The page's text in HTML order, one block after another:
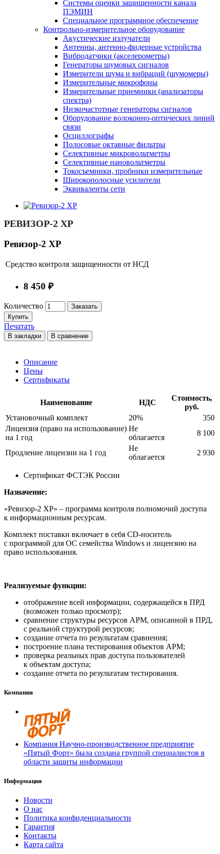
Системы оценки защищенности канала
ПЭМИН
Специальное программное обеспечение
Контрольно-измерительное оборудование
Акустические излучатели
Антенны, антенно-фидерные устройства
Вибродатчики (акселерометры)
Генераторы шумовых сигналов
Измерители шума и вибраций (шумомеры)
Измерительные микрофоны
Измерительные приемники (анализаторы
спектра)
Низкочастотные генераторы сигналов
Оборудование волоконно-оптических линий
связи
Осциллографы
Полосовые октавные фильтры
Селективные микровольтметры
Селективные нановольтметры
Токосъемники, пробники измерительные
Широкополосные усилители
Эквиваленты сети
РЕВИЗОР-2 ХР
Ревизор-2 ХР
Средство контроля защищенности от НСД
8 450 ₽
Количество
Заказать
Купить
Печатать
В закладки В сравнение
Описание
Цены
Сертификаты
Наименование НДС
Стоимость,
руб.
Установочный комплект
20%
350
Лицензия (право на использование)
на 1 год
Не
облагается
8 100
Продление лицензии на 1 год
Не
облагается
2 930
Сертификат ФСТЭК России
Назначение:
«Ревизор-2 ХР» – программа контроля полномочий доступа
к информационным ресурсам.
Комплект поставки включает в себя CD-носитель
с программой для ОС семейства Windows и лицензию на
право использования.
Реализуемые функции:
отображение всей информации, содержащейся в ПРД
(возможен только просмотр);
сравнение структуры ресурсов АРМ, описанной в ПРД,
с реальной структурой ресурсов;
создание отчета по результатам сравнения;
построение плана тестирования объектов АРМ;
проверка реальных прав доступа пользователей
к объектам доступа;
создание отчета по результатам тестирования.
Компания
Компания Научно-производственное предприятие
«Пятый Форт» была создана группой специалистов в
области защиты информации
Информация
Новости
О нас
Политика конфиденциальности
Гарантия
Контакты
Карта сайта